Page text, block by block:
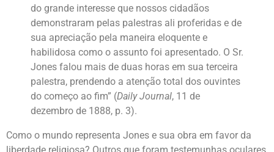
do grande interesse que nossos cidadãos
demonstraram pelas palestras ali proferidas e de
sua apreciação pela maneira eloquente e
habilidosa como o assunto foi apresentado. O Sr.
Jones falou mais de duas horas em sua terceira
palestra, prendendo a atenção total dos ouvintes
do começo ao fim” (Daily Journal, 11 de
dezembro de 1888, p. 3).
Como o mundo representa Jones e sua obra em favor da